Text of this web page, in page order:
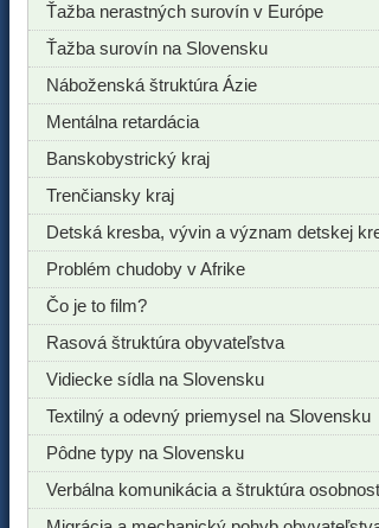
Ťažba nerastných surovín v Európe
Ťažba surovín na Slovensku
Náboženská štruktúra Ázie
Mentálna retardácia
Banskobystrický kraj
Trenčiansky kraj
Detská kresba, vývin a význam detskej
Problém chudoby v Afrike
Čo je to film?
Rasová štruktúra obyvateľstva
Vidiecke sídla na Slovensku
Textilný a odevný priemysel na Slovensku
Pôdne typy na Slovensku
Verbálna komunikácia a štruktúra